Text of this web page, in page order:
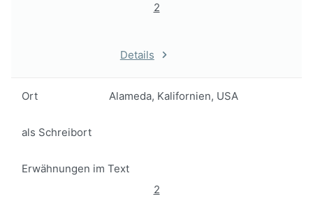
2
Details
Ort Alameda, Kalifornien, USA
als Schreibort
Erwähnungen im Text
2